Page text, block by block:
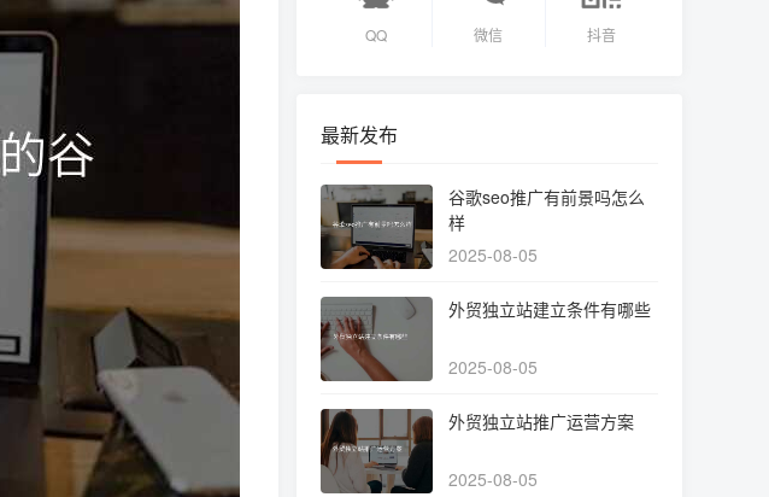
QQ 微信 抖音
最新发布
谷歌seo推广有前景吗怎么
样
2025-08-05
外贸独立站建立条件有哪些
2025-08-05
外贸独立站推广运营方案
2025-08-05